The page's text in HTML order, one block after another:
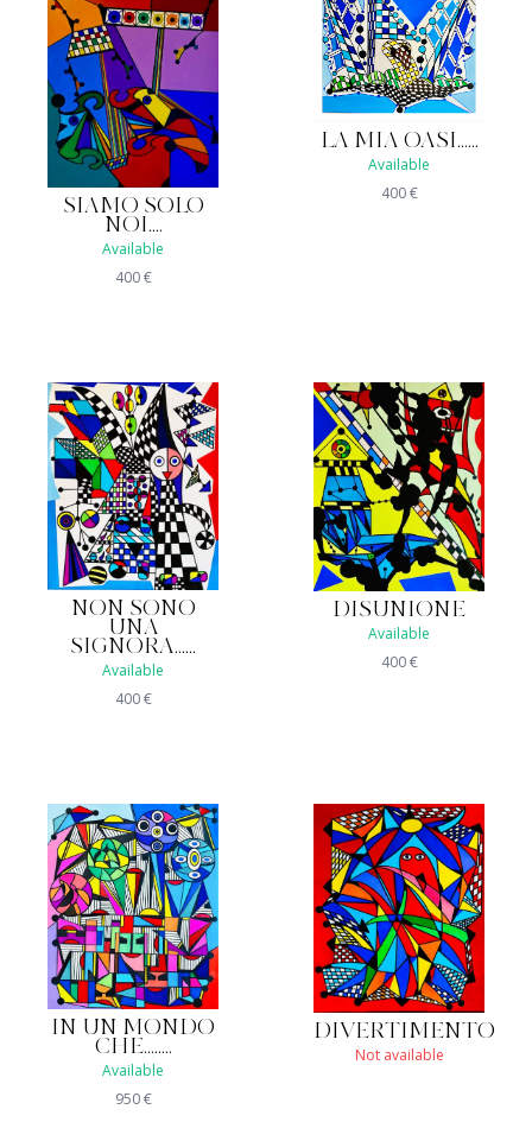
SIAMO SOLO
NOI....
Available
400€
LA MIA OASI......
Available
400€
NON SONO
UNA
SIGNORA......
Available
400€
DISUNIONE
Available
400€
IN UN MONDO
CHE........
Available
950€
DIVERTIMENTO
Not available